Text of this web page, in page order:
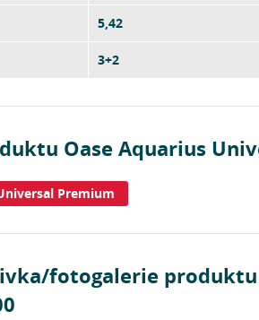
5,42
3+2
Oase Aquarius
Premium
fotogalerie produktu